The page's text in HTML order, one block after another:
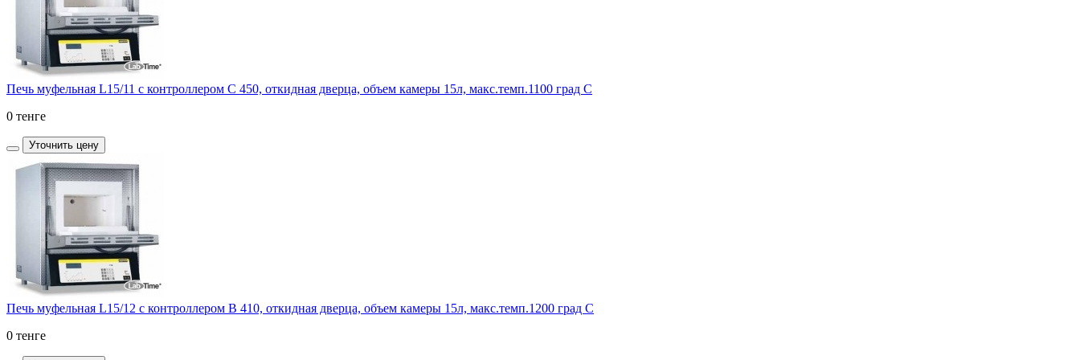
Печь муфельная L15/11 с контроллером C 450, откидная дверца, объем камеры 15л, макс.темп.1100 град С
0 тенге
Уточнить цену
Печь муфельная L15/12 с контроллером B 410, откидная дверца, объем камеры 15л, макс.темп.1200 град С
0 тенге